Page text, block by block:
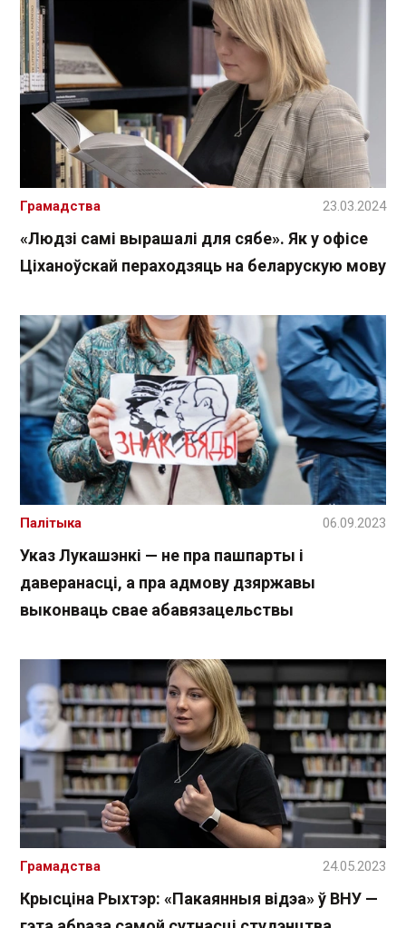
«Людзі самі вырашалі для сябе». Як у офісе
Ціханоўскай пераходзяць на беларускую мову
Грамадства 23.03.2024
Указ Лукашэнкі — не пра пашпарты і
даверанасці, а пра адмову дзяржавы
выконваць свае абавязацельствы
Палітыка 06.09.2023
Крысціна Рыхтэр: «Пакаянныя відэа» ў ВНУ —
Грамадства 24.05.2023